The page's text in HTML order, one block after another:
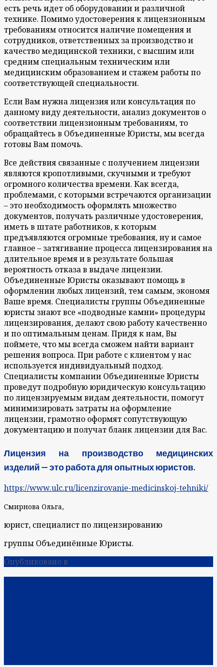
есть речь идет об оборудовании и различной
технике. Помимо удостоверения к лицензионным
требованиям относится наличие помещения и
сотрудников, ответственных за производство и
качество медицинской техники, с высшим или
средним специальным техническим или
медицинским образованием и стажем работы по
соответствующей специальности.
Если Вам нужна лицензия или консультация по
данному виду деятельности, анализ документов о
соответствии лицензионным требованиям, то
обращайтесь в Объединенные Юристы, мы всегда
готовы Вам помочь.
Все действия связанные с получением лицензии
являются кропотливыми, скучными и требуют
огромного количества времени. Как всегда,
проблемами, с которыми встречаются организации
– это необходимость оформлять множество
документов, получать различные удостоверения,
иметь в штате работников, к которым
предъявляются огромные требования, ну и самое
главное – затягивание процесса лицензирования на
длительное время и в результате большая
вероятность отказа в выдаче лицензии.
Объединенные Юристы оказывают помощь в
оформлении любых лицензий, тем самым, экономя
Ваше время. Специалисты группы Объединенные
юристы знают все «подводные камни» процедуры
лицензирования, делают свою работу качественно
и по оптимальным ценам. Придя к нам, Вы
поймете, что мы всегда сможем найти вариант
решения вопроса. При работе с клиентом у нас
используется индивидуальный подход.
Специалисты компании Объединенные Юристы
проведут подробную юридическую консультацию
по лицензируемым видам деятельности, помогут
минимизировать затраты на оформление
лицензии, грамотно оформят сопутствующую
документацию и получат бланк лицензии для Вас.
Лицензия на производство медицинских
изделий — это работа для опытных юристов.
https://www.ulc.ru/licenzirovanie-medicinskoj-tehniki/
Смирнова Ольга,
юрист, специалист по лицензированию
группы Объединённые Юристы.
Опубликовано в